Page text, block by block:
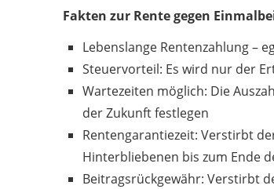
Fakten zur Rente gegen
Lebenslange Rentenzahlung –
Steuervorteil: Es wird nur der
Wartezeiten möglich: Die
der Zukunft festlegen
Rentengarantiezeit: Verstirbt
Hinterbliebenen bis zum Ende
Beitragsrückgewähr: Verstirbt